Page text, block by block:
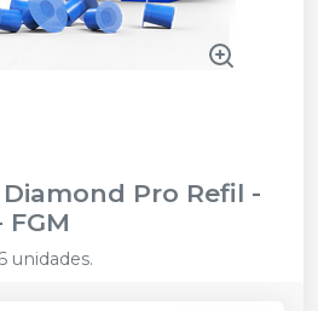
Pro Refil -
FGM
unidades.